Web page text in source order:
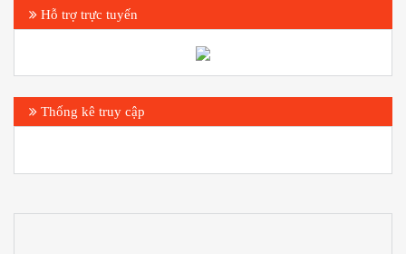
Hỗ trợ trực tuyến
Thống kê truy cập